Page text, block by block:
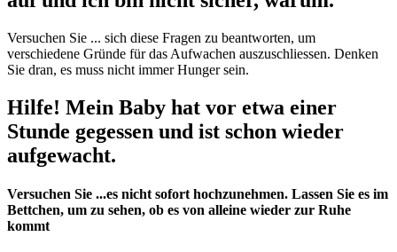
Versuchen Sie ... sich diese Fragen zu beantworten, um
verschiedene Gründe für das Aufwachen auszuschliessen. Denken
Sie dran, es muss nicht immer Hunger sein.
Hilfe! Mein Baby hat vor etwa einer
Stunde gegessen und ist schon wieder
aufgewacht.
Versuchen Sie ...es nicht sofort hochzunehmen. Lassen Sie es im
Bettchen, um zu sehen, ob es von alleine wieder zur Ruhe
kommt